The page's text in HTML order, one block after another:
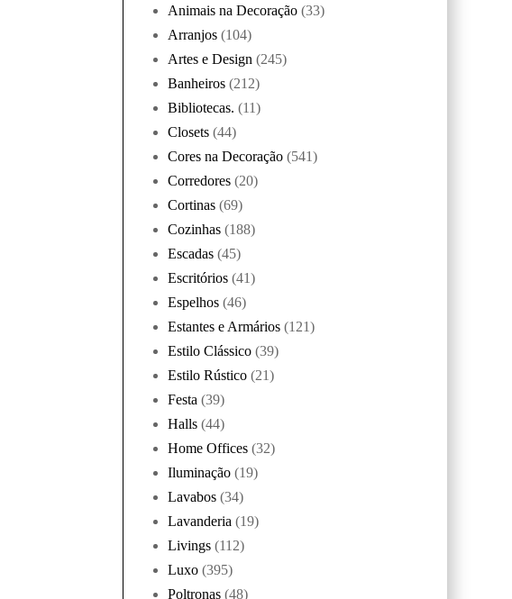
Animais na Decoração (33)
Arranjos (104)
Artes e Design (245)
Banheiros (212)
Bibliotecas. (11)
Closets (44)
Cores na Decoração (541)
Corredores (20)
Cortinas (69)
Cozinhas (188)
Escadas (45)
Escritórios (41)
Espelhos (46)
Estantes e Armários (121)
Estilo Clássico (39)
Estilo Rústico (21)
Festa (39)
Halls (44)
Home Offices (32)
Iluminação (19)
Lavabos (34)
Lavanderia (19)
Livings (112)
Luxo (395)
Poltronas (48)